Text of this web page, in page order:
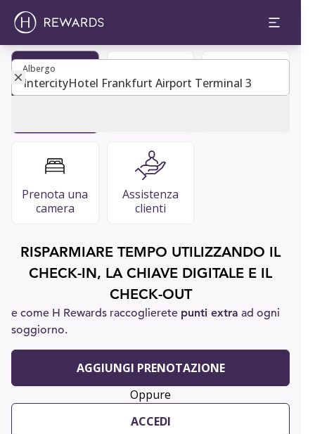
Albergo
Albergo
Prenota una
camera
Assistenza
clienti
RISPARMIARE TEMPO UTILIZZANDO IL
CHECK-IN, LA CHIAVE DIGITALE E IL
CHECK-OUT
e come H Rewards raccoglierete punti extra ad ogni
soggiorno.
AGGIUNGI PRENOTAZIONE
Oppure
ACCEDI